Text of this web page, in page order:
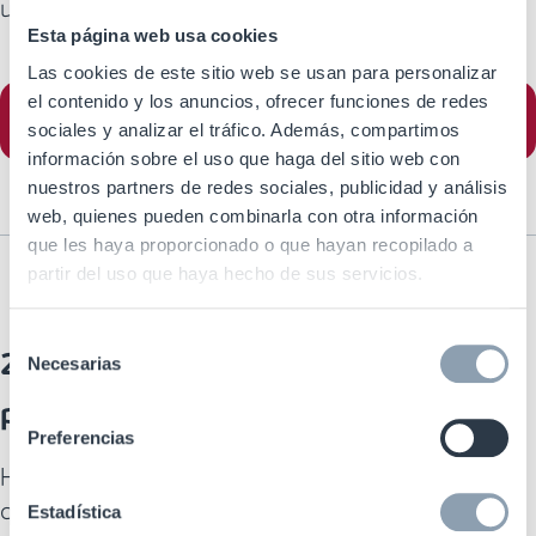
Esta página web usa cookies
Las cookies de este sitio web se usan para personalizar
el contenido y los anuncios, ofrecer funciones de redes
sociales y analizar el tráfico. Además, compartimos
información sobre el uso que haga del sitio web con
nuestros partners de redes sociales, publicidad y análisis
web, quienes pueden combinarla con otra información
que les haya proporcionado o que hayan recopilado a
partir del uso que haya hecho de sus servicios.
de Necesarias
Preferencias
Estadística
Póngase en contacto con nuestros
expertos
Haga clic aquí para ir al siguiente paso.
2. Seleccione la incrustación para su
producto
Hemos preseleccionado los siguientes inlays ya
que cumplen con las especificaciones ARC para